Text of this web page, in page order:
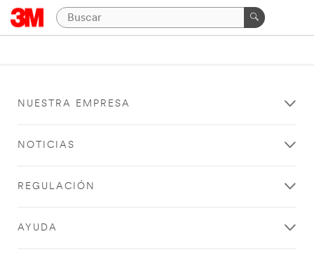
NUESTRA EMPRESA
NOTICIAS
REGULACIÓN
AYUDA